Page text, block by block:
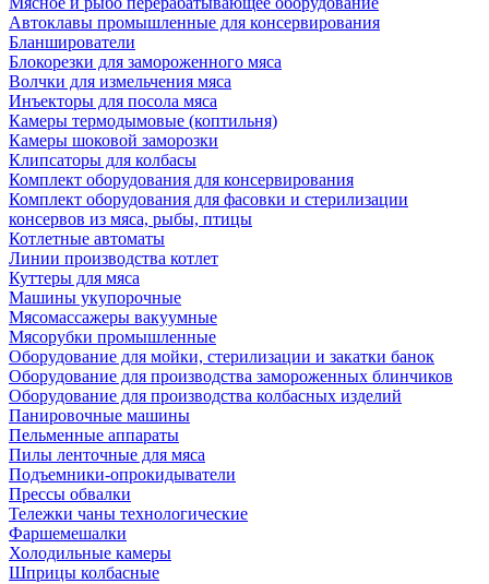
Автоклавы промышленные для консервирования
Бланширователи
Блокорезки для замороженного мяса
Волчки для измельчения мяса
Инъекторы для посола мяса
Камеры термодымовые (коптильня)
Камеры шоковой заморозки
Клипсаторы для колбасы
Комплект оборудования для консервирования
Комплект оборудования для фасовки и стерилизации
консервов из мяса, рыбы, птицы
Котлетные автоматы
Линии производства котлет
Куттеры для мяса
Машины укупорочные
Мясомассажеры вакуумные
Мясорубки промышленные
Оборудование для мойки, стерилизации и закатки банок
Оборудование для производства замороженных блинчиков
Оборудование для производства колбасных изделий
Панировочные машины
Пельменные аппараты
Пилы ленточные для мяса
Подъемники-опрокидыватели
Прессы обвалки
Тележки чаны технологические
Фаршемешалки
Холодильные камеры
Шприцы колбасные